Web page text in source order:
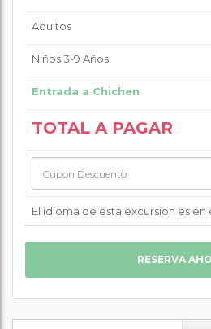
Adultos
Niños 3-9 Años
Entrada a Chichen
TOTAL A PAGAR
El idioma de esta excursión es en